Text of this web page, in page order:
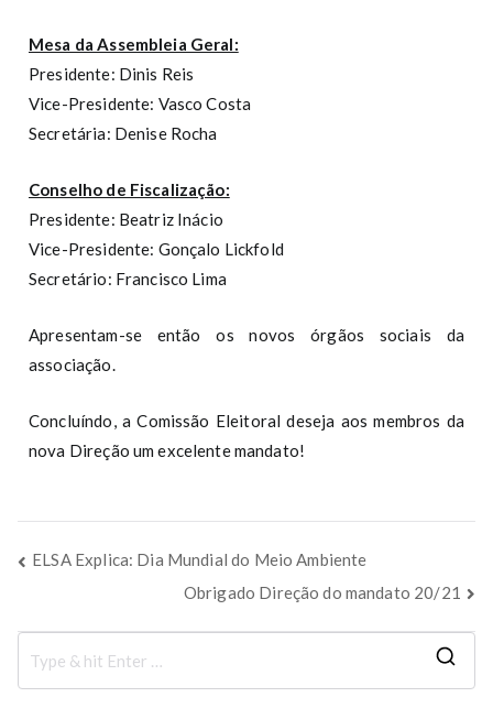
Mesa da Assembleia Geral:
Presidente: Dinis Reis
Vice-Presidente: Vasco Costa
Secretária: Denise Rocha
Conselho de Fiscalização:
Presidente: Beatriz Inácio
Vice-Presidente: Gonçalo Lickfold
Secretário: Francisco Lima
Apresentam-se então os novos órgãos sociais da
associação.
Concluíndo, a Comissão Eleitoral deseja aos membros da
nova Direção um excelente mandato!
ELSA Explica: Dia Mundial do Meio Ambiente
Obrigado Direção do mandato 20/21